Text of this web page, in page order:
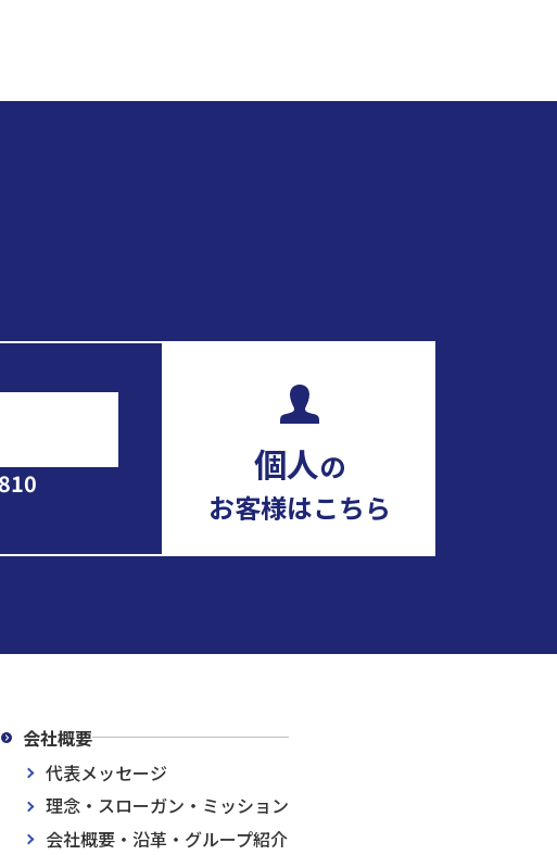
個人の
お客様はこちら
会社概要
代表メッセージ
理念・スローガン・ミッション
会社概要・沿革・グループ紹介